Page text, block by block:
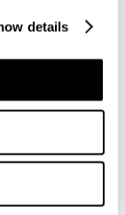
details